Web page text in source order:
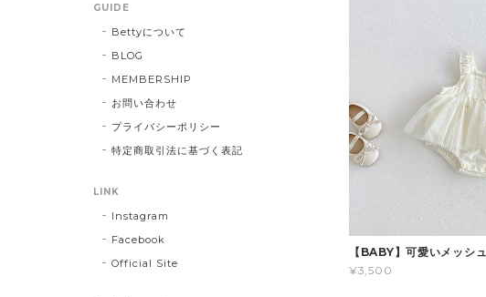
【BABY】可愛いメッシ
¥3,500
GUIDE
Bettyについて
BLOG
MEMBERSHIP
お問い合わせ
プライバシーポリシー
特定商取引法に基づく表記
LINK
Instagram
Facebook
Official Site